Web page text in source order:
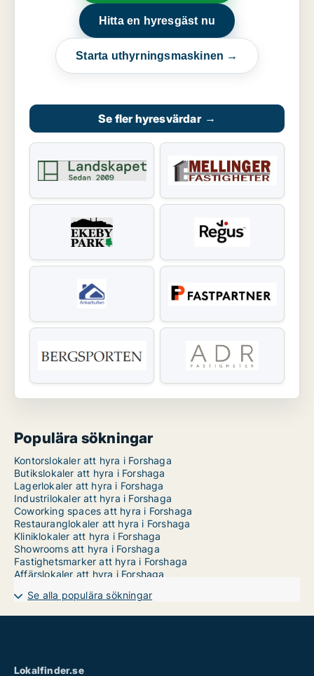
Hitta en hyresgäst nu
Starta uthyrningsmaskinen →
Se fler hyresvärdar →
Populära sökningar
Kontorslokaler att hyra i Forshaga
Butikslokaler att hyra i Forshaga
Lagerlokaler att hyra i Forshaga
Industrilokaler att hyra i Forshaga
Coworking spaces att hyra i Forshaga
Restauranglokaler att hyra i Forshaga
Kliniklokaler att hyra i Forshaga
Showrooms att hyra i Forshaga
Fastighetsmarker att hyra i Forshaga
Affärslokaler att hyra i Forshaga
Se alla populära sökningar
Lokalfinder.se